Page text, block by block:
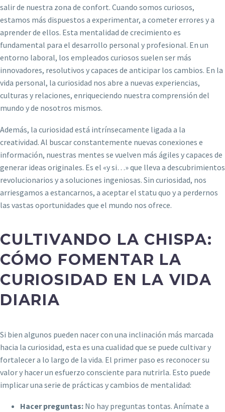
salir de nuestra zona de confort. Cuando somos curiosos,
estamos más dispuestos a experimentar, a cometer errores y a
aprender de ellos. Esta mentalidad de crecimiento es
fundamental para el desarrollo personal y profesional. En un
entorno laboral, los empleados curiosos suelen ser más
innovadores, resolutivos y capaces de anticipar los cambios. En la
vida personal, la curiosidad nos abre a nuevas experiencias,
culturas y relaciones, enriqueciendo nuestra comprensión del
mundo y de nosotros mismos.
Además, la curiosidad está intrínsecamente ligada a la
creatividad. Al buscar constantemente nuevas conexiones e
información, nuestras mentes se vuelven más ágiles y capaces de
generar ideas originales. Es el «y si…» que lleva a descubrimientos
revolucionarios y a soluciones ingeniosas. Sin curiosidad, nos
arriesgamos a estancarnos, a aceptar el statu quo y a perdernos
las vastas oportunidades que el mundo nos ofrece.
CULTIVANDO LA CHISPA:
CÓMO FOMENTAR LA
CURIOSIDAD EN LA VIDA
DIARIA
Si bien algunos pueden nacer con una inclinación más marcada
hacia la curiosidad, esta es una cualidad que se puede cultivar y
fortalecer a lo largo de la vida. El primer paso es reconocer su
valor y hacer un esfuerzo consciente para nutrirla. Esto puede
implicar una serie de prácticas y cambios de mentalidad:
Hacer preguntas: No hay preguntas tontas. Anímate a